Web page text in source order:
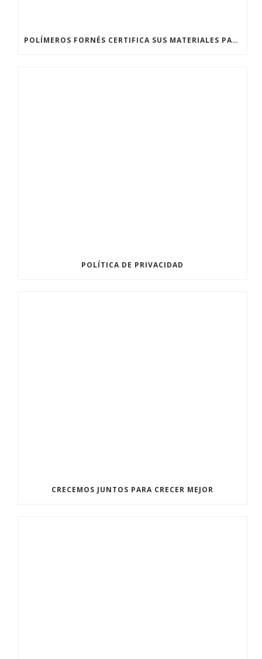
POLÍMEROS FORNÉS CERTIFICA SUS MATERIALES PARA SU USO EN DEPÓSITOS Y CONTENEDORES DE AGUA POTABLE
POLÍTICA DE PRIVACIDAD
CRECEMOS JUNTOS PARA CRECER MEJOR